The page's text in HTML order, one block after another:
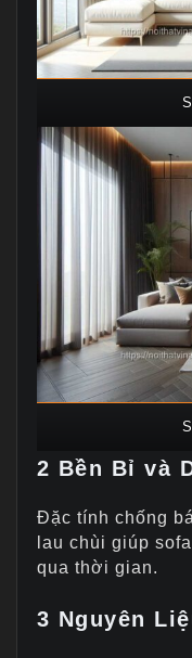
2 Bền Bỉ và
Đặc tính chống
lau chùi giúp
qua thời gian.
3 Nguyên